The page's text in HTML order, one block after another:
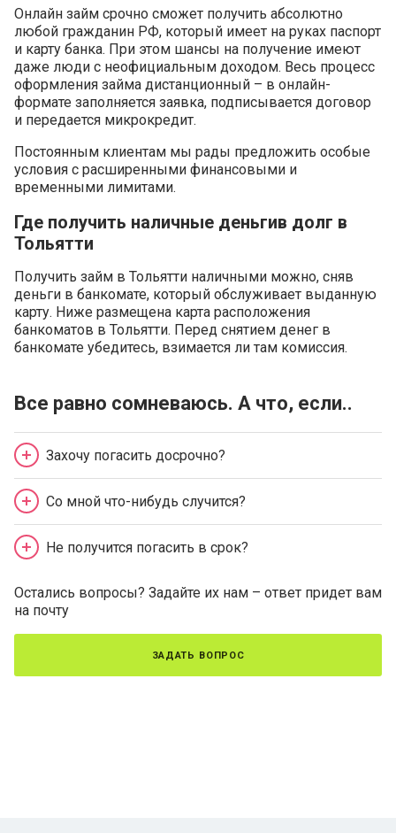
Онлайн займ срочно сможет получить абсолютно
любой гражданин РФ, который имеет на руках паспорт
и карту банка. При этом шансы на получение имеют
даже люди с неофициальным доходом. Весь процесс
оформления займа дистанционный – в онлайн-
формате заполняется заявка, подписывается договор
и передается микрокредит.
Постоянным клиентам мы рады предложить особые
условия с расширенными финансовыми и
временными лимитами.
Где получить наличные деньгив долг в
Тольятти
Получить займ в Тольятти наличными можно, сняв
деньги в банкомате, который обслуживает выданную
карту. Ниже размещена карта расположения
банкоматов в Тольятти. Перед снятием денег в
банкомате убедитесь, взимается ли там комиссия.
Все равно сомневаюсь. А что, если..
Захочу погасить досрочно?
Со мной что-нибудь случится?
Не получится погасить в срок?
Остались вопросы? Задайте их нам – ответ придет вам
на почту
задать вопрос